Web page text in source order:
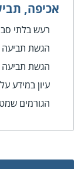
אכיפה,
רעש בלתי
הגשת תביעה
הגשת תביעה
עיון במידע
הגורמים